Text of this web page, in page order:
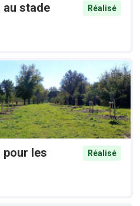
stade
Réalisé
les
Réalisé